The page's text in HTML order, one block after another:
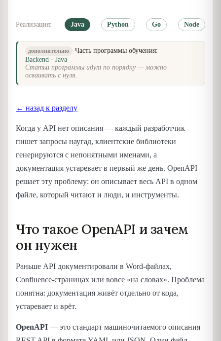
Реализация: Java Python Go Node
дополнительно
Часть программы обучения:
Backend · Java
Статьи программы идут по порядку — можно
осваивать с нуля.
← назад к разделу
Когда у API нет описания — каждый разработчик
пишет запросы наугад, клиентские библиотеки
генерируются с непонятными именами, а
документация устаревает в первый же день. OpenAPI
решает эту проблему: он описывает весь API в одном
файле, который читают и люди, и инструменты.
Что такое OpenAPI и зачем
он нужен
Раньше API документировали в Word-файлах,
Confluence-страницах или вовсе «на словах». Проблема
понятна: документация живёт отдельно от кода,
устаревает и врёт.
OpenAPI — это стандарт машиночитаемого описания